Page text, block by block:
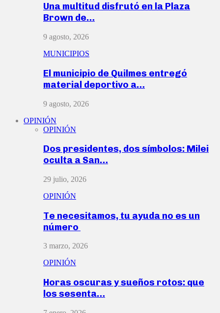
Una multitud disfrutó en la Plaza
Brown de…
9 agosto, 2026
MUNICIPIOS
El municipio de Quilmes entregó
material deportivo a…
9 agosto, 2026
OPINIÓN
OPINIÓN
Dos presidentes, dos símbolos: Milei
oculta a San…
29 julio, 2026
OPINIÓN
Te necesitamos, tu ayuda no es un
número
3 marzo, 2026
OPINIÓN
Horas oscuras y sueños rotos: que
los sesenta…